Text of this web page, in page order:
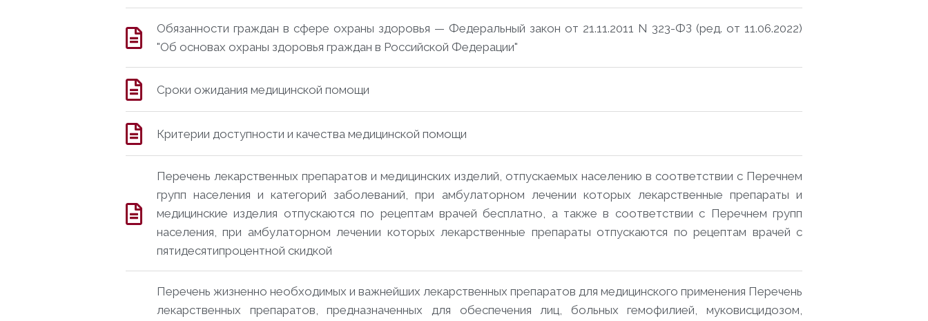
Обязанности граждан в сфере охраны здоровья — Федеральный закон от 21.11.2011 N 323-ФЗ (ред. от 11.06.2022)
"Об основах охраны здоровья граждан в Российской Федерации"
Сроки ожидания медицинской помощи
Критерии доступности и качества медицинской помощи
Перечень лекарственных препаратов и медицинских изделий, отпускаемых населению в соответствии с Перечнем
групп населения и категорий заболеваний, при амбулаторном лечении которых лекарственные препараты и
медицинские изделия отпускаются по рецептам врачей бесплатно, а также в соответствии с Перечнем групп
населения, при амбулаторном лечении которых лекарственные препараты отпускаются по рецептам врачей с
пятидесятипроцентной скидкой
Перечень жизненно необходимых и важнейших лекарственных препаратов для медицинского применения Перечень
лекарственных препаратов, предназначенных для обеспечения лиц, больных гемофилией, муковисцидозом,